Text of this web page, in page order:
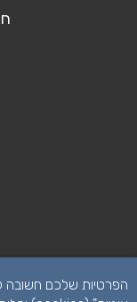
הפרטיות שלכם חשובה